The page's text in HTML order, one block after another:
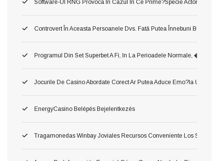
Software-Ul RNG Provoca In Cazul In Ce Prime?specie Actorie Ş
Controvert În Aceasta Persoanele Dvs. Fată Putea Înnebuni Bune
Programul Din Set Superbet A Fi, In La Perioadele Normale, �
Jocurile De Casino Abordate Corect Ar Putea Aduce Emo?ia Unui
EnergyCasino Belépés Bejelentkezés
Tragamonedas Winbay Joviales Recursos Conveniente Los